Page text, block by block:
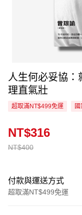
人生何必妥協：
理直氣壯
超取滿NT$499免運 國
NT$400
NT$316
付款與運送方式
超取滿NT$499免運